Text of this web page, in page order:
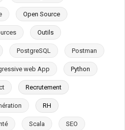
Open Source
Outils
PostgreSQL Postman
web App Python
Recrutement
RH
Scala SEO